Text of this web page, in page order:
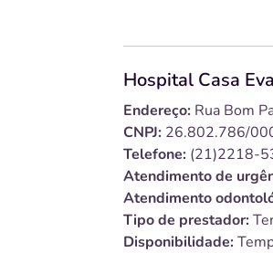
Hospital Casa
Endereço: Rua Bom
CNPJ: 26.802.786/
Telefone: (21)2218-
Atendimento de
Atendimento
Tipo de prestador:
Disponibilidade: